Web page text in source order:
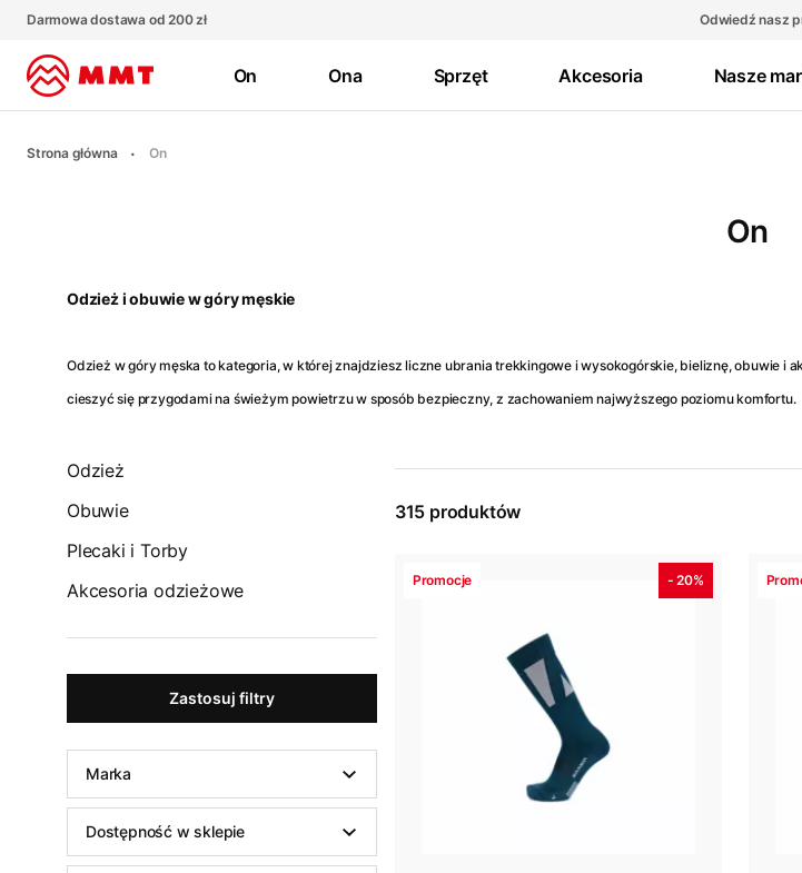
Darmowa dostawa od 200 zł Odwiedź nasz
On Ona Sprzęt Akcesoria Nasze
Strona główna On
On
Odzież i obuwie w góry męskie
Odzież w góry męska to kategoria, w której znajdziesz liczne ubrania trekkingowe i wysokogórskie, bieliznę, obuwie
cieszyć się przygodami na świeżym powietrzu w sposób bezpieczny, z zachowaniem najwyższego poziomu komfortu.
Odzież
Obuwie
Plecaki i Torby
Akcesoria odzieżowe
Zastosuj filtry
Dostępność w sklepie
Marka
315 produktów
Promocje - 20%